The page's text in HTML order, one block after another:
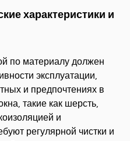
характеристики и
по материалу должен
эксплуатации,
и предпочтениях в
такие как шерсть,
и
регулярной чистки и